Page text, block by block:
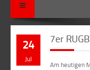
24
Jul
7er
Am heutigen